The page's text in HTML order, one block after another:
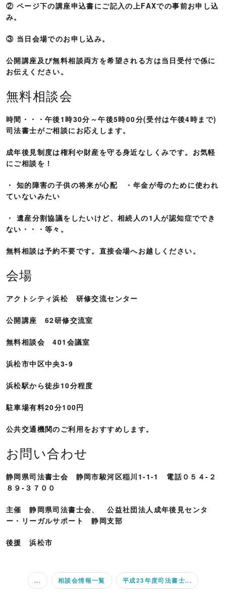
② ページ下の講座申込書にご記入の上FAXでの事前お申し込
み。
③ 当日会場でのお申し込み。
公開講座及び無料相談両方を希望される方は当日受付で係に
お伝えください。
無料相談会
時間・・・午後1時30分～午後5時00分(受付は午後4時まで)
司法書士がご相談にお応えします。
成年後見制度は権利や財産を守る身近なしくみです。お気軽
にご相談を！
・ 知的障害の子供の将来が心配 ・年金が母のために使われ
ていないみたい
・ 遺産分割協議をしたいけど、相続人の1人が認知症ででき
ない・・・等々。
無料相談は予約不要です。直接会場へお越しください。
会場
アクトシティ浜松 研修交流センター
公開講座 62研修交流室
無料相談会 401会議室
浜松市中区中央3-9
浜松駅から徒歩10分程度
駐車場有料20分100円
公共交通機関のご利用をおすすめします。
お問い合わせ
静岡県司法書士会 静岡市駿河区稲川1-1-1 電話０５４‐２
８９‐３７００
主催 静岡県司法書士会、 公益社団法人成年後見センタ
ー・リーガルサポート 静岡支部
後援 浜松市
... 相談会情報一覧 平成23年度司法書士...